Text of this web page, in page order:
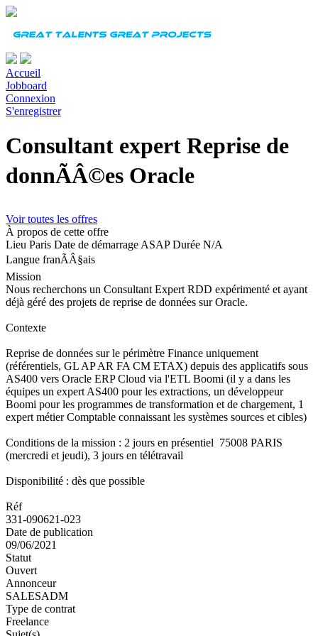
Accueil
Jobboard
Connexion
S'enregistrer
Consultant expert Reprise de
donnÃÂ©es Oracle
Voir toutes les offres
À propos de cette offre
Lieu Paris Date de démarrage ASAPDurée N/A
Langue franÃÂ§ais
Mission
Nous recherchons un Consultant Expert RDD expérimenté et ayant
déjà géré des projets de reprise de données sur Oracle.
Contexte
Reprise de données sur le périmètre Finance uniquement
(référentiels, GL AP AR FA CM ETAX) depuis des applicatifs sous
AS400 vers Oracle ERP Cloud via l'ETL Boomi (il y a dans les
équipes un expert AS400 pour les extractions, un développeur
Boomi pour les programmes de transformation et de chargement, 1
expert métier Comptable connaissant les systèmes sources et cibles)
Conditions de la mission : 2 jours en présentiel 75008 PARIS
(mercredi et jeudi), 3 jours en télétravail
Disponibilité : dès que possible
Réf
331-090621-023
Date de publication
09/06/2021
Statut
Ouvert
Annonceur
SALESADM
Type de contrat
Freelance